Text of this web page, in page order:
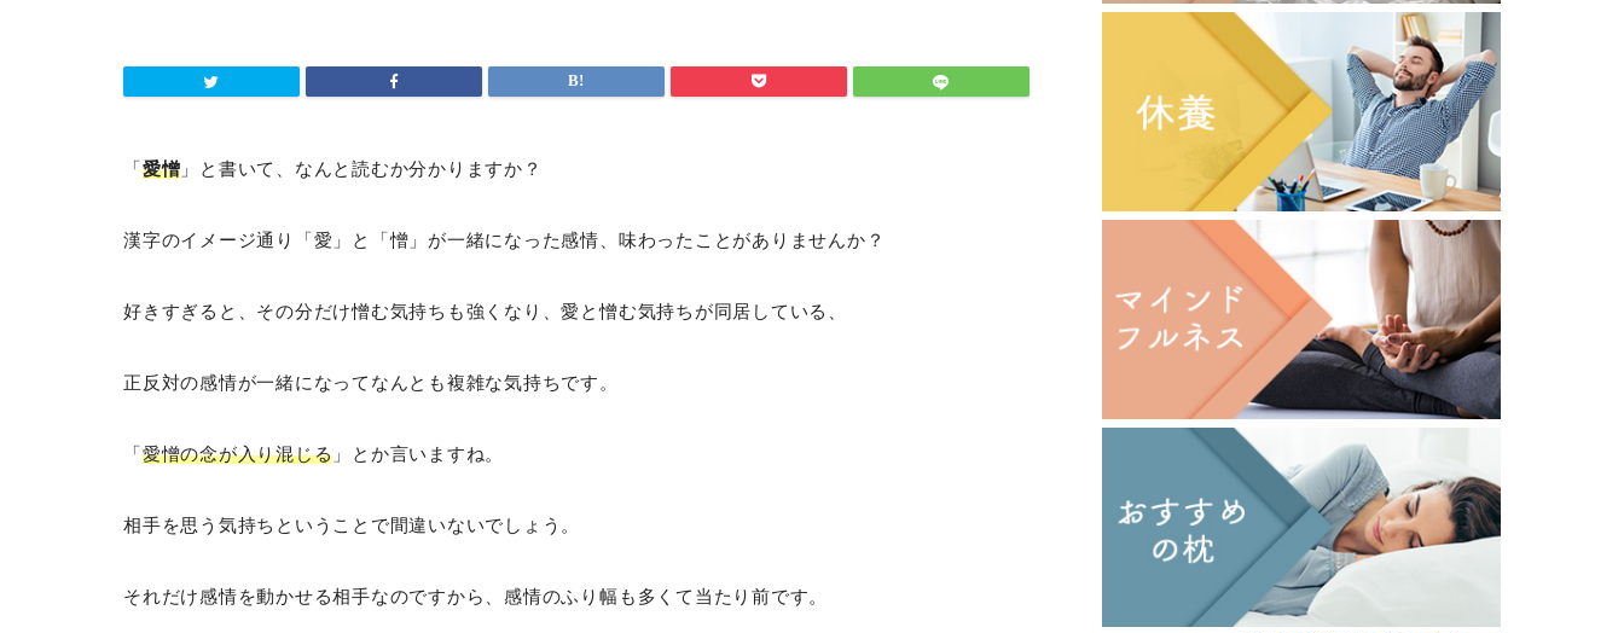
「愛憎 」と書いて、なんと読むか分かりますか？
漢字のイメージ通り「愛」と「憎」が一緒になった感情、味わったことがありませんか？
好きすぎると、その分だけ憎む気持ちも強くなり、愛と憎む気持ちが同居している、
正反対の感情が一緒になってなんとも複雑な気持ちです。
「愛憎の念が入り混じる 」とか言いますね。
相手を思う気持ちということで間違いないでしょう。
それだけ感情を動かせる相手なのですから、感情のふり幅も多くて当たり前です。